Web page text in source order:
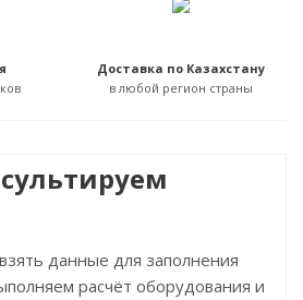
Доставка по Казахстану
в любой регион страны
данные для заполнения
расчёт оборудования и